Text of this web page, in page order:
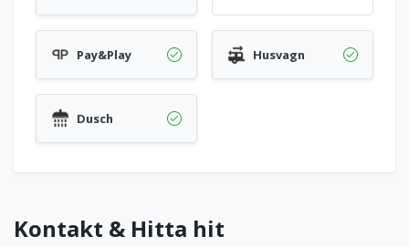
Pay&Play Husvagn
Dusch
Kontakt & Hitta hit